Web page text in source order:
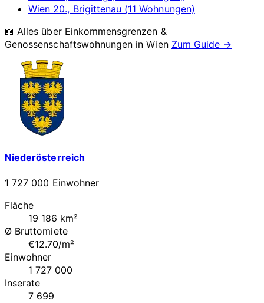
Wien 20., Brigittenau (11 Wohnungen)
📖 Alles über Einkommensgrenzen &
Genossenschaftswohnungen inWien Zum Guide →
Niederösterreich
1 727 000 Einwohner
Fläche
19 186 km²
Ø Bruttomiete
€12.70/m²
Einwohner
1 727 000
Inserate
7 699